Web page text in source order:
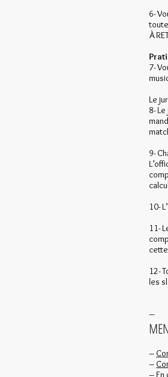
6-
À
7-
Le
8-
9-
10-
11-
12-
les
---
–
–
–En